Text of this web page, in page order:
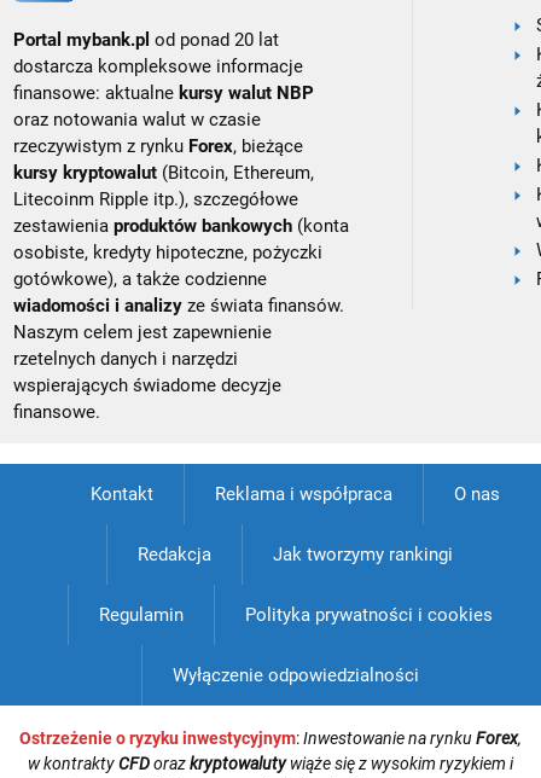
Portal mybank.pl od ponad 20 lat
dostarcza kompleksowe informacje
finansowe: aktualne kursy walut NBP
oraz notowania walut w czasie
rzeczywistym z rynku Forex, bieżące
kursy kryptowalut (Bitcoin, Ethereum,
Litecoinm Ripple itp.), szczegółowe
zestawieniaproduktów bankowych (konta
osobiste, kredyty hipoteczne, pożyczki
gotówkowe), a także codzienne
wiadomości i analizy ze świata finansów.
Naszym celem jest zapewnienie
rzetelnych danych i narzędzi
wspierających świadome decyzje
finansowe.
Kontakt Reklama i współpraca O nas
Redakcja Jak tworzymy rankingi
Regulamin Polityka prywatności i cookies
Wyłączenie odpowiedzialności
Ostrzeżenie o ryzyku inwestycyjnym:Inwestowanie na rynkuForex,
w kontraktyCFDorazkryptowalutywiąże się z wysokim ryzykiem i